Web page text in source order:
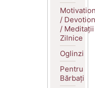
/
/ Meditații
Zilnice
Oglinzi
Pentru
Bărbați